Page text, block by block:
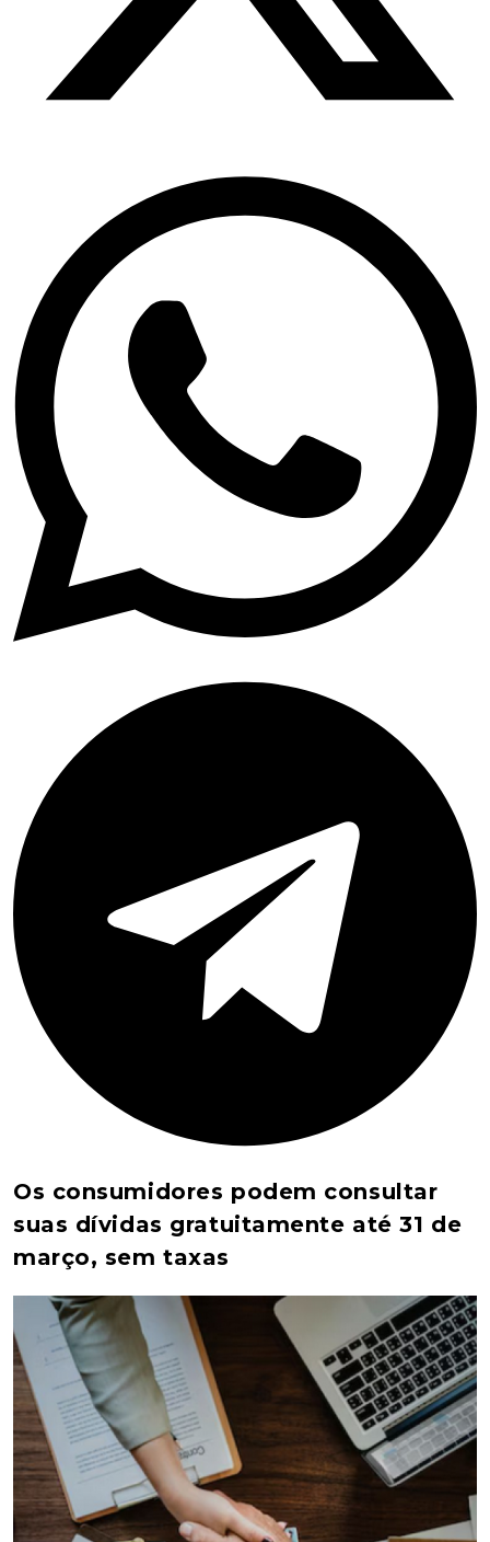
Os consumidores podem consultar
suas dívidas gratuitamente até 31 de
março, sem taxas